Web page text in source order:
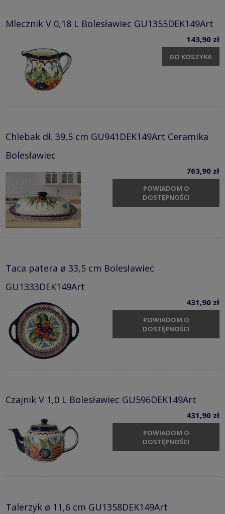
Mlecznik V 0,18 L Bolesławiec GU1355DEK149Art
143,90 zł
DO KOSZYKA
Chlebak dł. 39,5 cm GU941DEK149Art Ceramika
Bolesławiec
763,90 zł
POWIADOM O
DOSTĘPNOŚCI
Taca patera ø 33,5 cm Bolesławiec
GU1333DEK149Art
431,90 zł
POWIADOM O
DOSTĘPNOŚCI
Czajnik V 1,0 L Bolesławiec GU596DEK149Art
431,90 zł
POWIADOM O
DOSTĘPNOŚCI
Talerzyk ø 11,6 cm GU1358DEK149Art